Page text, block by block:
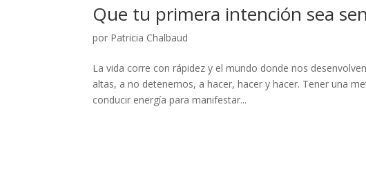
Que tu primera intención sea
por Patricia Chalbaud
La vida corre con rápidez y el mundo donde nos
altas, a no detenernos, a hacer, hacer y hacer. Tener una
conducir energía para manifestar...